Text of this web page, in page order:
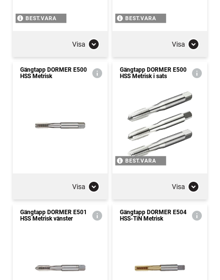
BEST.VARA
Visa
BEST.VARA
Visa
Gängtapp DORMER E500
HSS Metrisk
Visa
Gängtapp DORMER E500
HSS Metrisk i sats
BEST.VARA
Visa
Gängtapp DORMER E501
HSS Metrisk vänster
Gängtapp DORMER E504
HSS-TiN Metrisk